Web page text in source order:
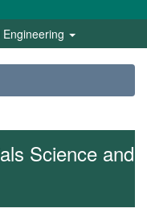
Science and